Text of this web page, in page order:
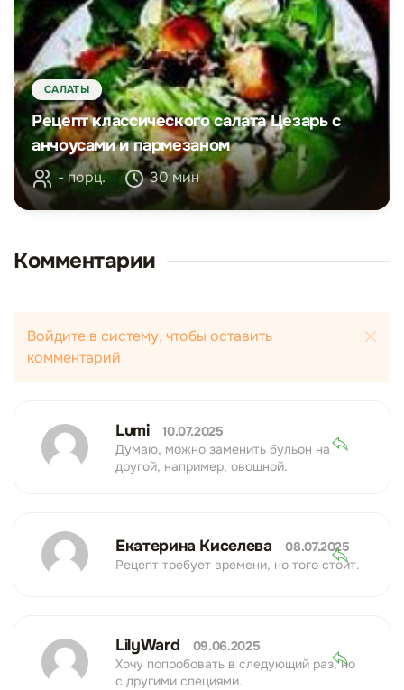
САЛАТЫ
Рецепт классического салата Цезарь с
анчоусами и пармезаном
- порц. 30 мин
Комментарии
Войдите в систему, чтобы оставить
комментарий
Lumi
10.07.2025
Думаю, можно заменить бульон на
другой, например, овощной.
Екатерина Киселева
08.07.2025
Рецепт требует времени, но того стоит.
LilyWard
09.06.2025
Хочу попробовать в следующий раз, но
с другими специями.